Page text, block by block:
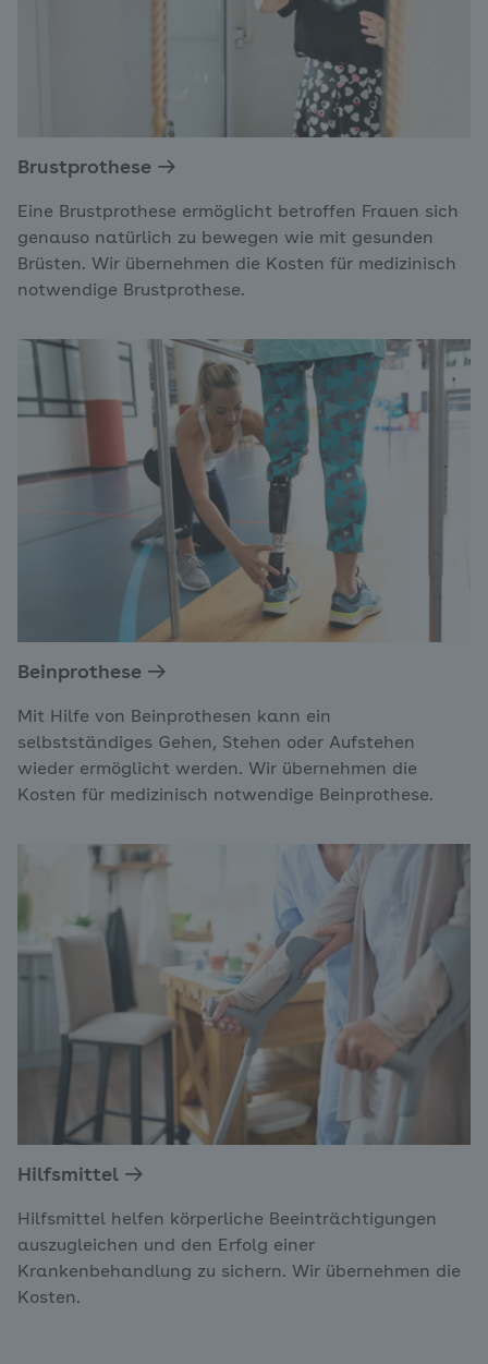
Brustprothese
Eine Brustprothese ermöglicht betroffen Frauen sich
genauso natürlich zu bewegen wie mit gesunden
Brüsten. Wir übernehmen die Kosten für medizinisch
notwendige Brustprothese.
Beinprothese
Mit Hilfe von Beinprothesen kann ein
selbstständiges Gehen, Stehen oder Aufstehen
wieder ermöglicht werden. Wir übernehmen die
Kosten für medizinisch notwendige Beinprothese.
Hilfsmittel
Hilfsmittel helfen körperliche Beeinträchtigungen
auszugleichen und den Erfolg einer
Krankenbehandlung zu sichern. Wir übernehmen die
Kosten.